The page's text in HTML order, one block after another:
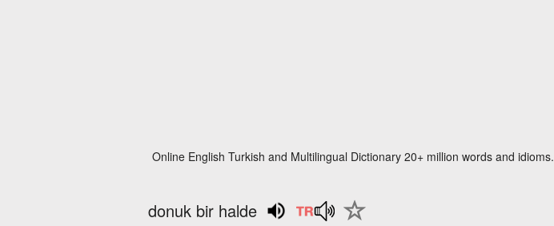
Online English Turkish and Multilingual Dictionary 20+ million words and idioms.
donuk bir halde